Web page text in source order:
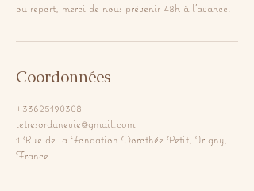
ou report, merci de nous prévenir 48h à l'avance.
Coordonnées
+33625190308
letresordunevie@gmail.com
1 Rue de la Fondation Dorothée Petit, Irigny,
France